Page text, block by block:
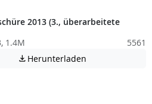
2013 (3., überarbeitete
1.4M
5561
 Herunterladen